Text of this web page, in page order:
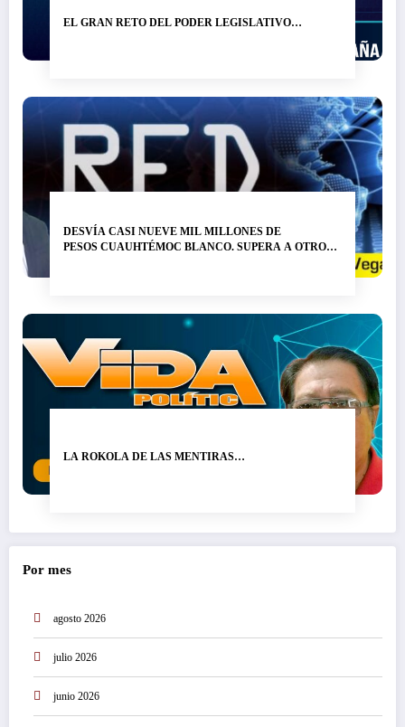
EL GRAN RETO DEL PODER LEGISLATIVO…
DESVÍA CASI NUEVE MIL MILLONES DE
PESOS CUAUHTÉMOC BLANCO. SUPERA A OTRO
LA ROKOLA DE LAS MENTIRAS…
Por mes
agosto 2026
julio 2026
junio 2026